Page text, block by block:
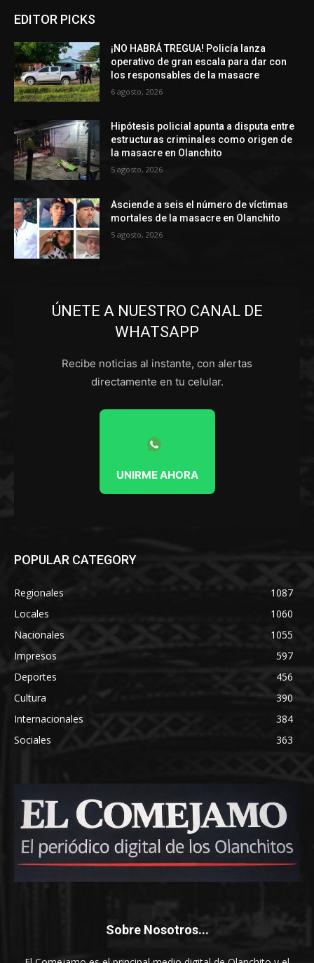
EDITOR PICKS
¡NO HABRÁ TREGUA! Policía lanza
operativo de gran escala para dar con
los responsables de la masacre
6 agosto, 2026
Hipótesis policial apunta a disputa entre
estructuras criminales como origen de
la masacre en Olanchito
5 agosto, 2026
Asciende a seis el número de víctimas
mortales de la masacre en Olanchito
5 agosto, 2026
ÚNETE A NUESTRO CANAL DE
WHATSAPP
Recibe noticias al instante, con alertas
directamente en tu celular.
UNIRME AHORA
POPULAR CATEGORY
Regionales
1087
Locales
1060
Nacionales
1055
Impresos
597
Deportes
456
Cultura
390
Internacionales
384
Sociales
363
Sobre Nosotros...